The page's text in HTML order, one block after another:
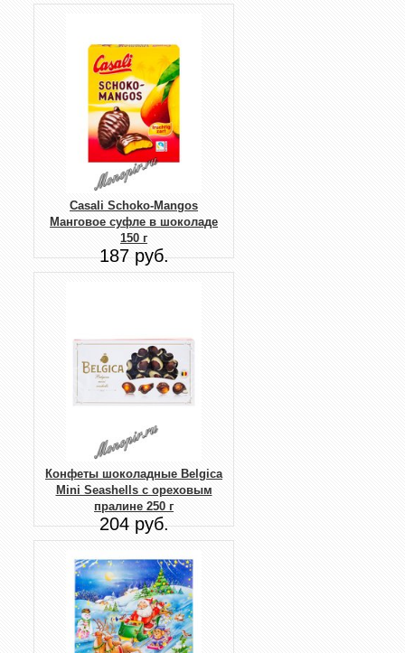
Casali Schoko-Mangos
Манговое суфле в шоколаде
150 г
187 руб.
Конфеты шоколадные Belgica
Mini Seashells с ореховым
пралине 250 г
204 руб.